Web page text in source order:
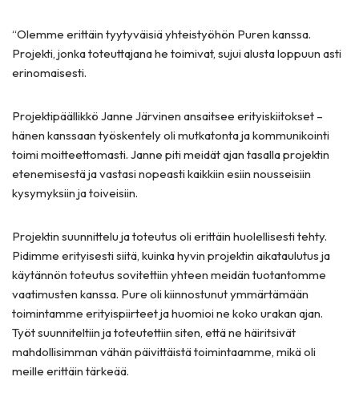
“Olemme erittäin tyytyväisiä yhteistyöhön Puren kanssa.
Projekti, jonka toteuttajana he toimivat, sujui alusta loppuun asti
erinomaisesti.
Projektipäällikkö Janne Järvinen ansaitsee erityiskiitokset –
hänen kanssaan työskentely oli mutkatonta ja kommunikointi
toimi moitteettomasti. Janne piti meidät ajan tasalla projektin
etenemisestä ja vastasi nopeasti kaikkiin esiin nousseisiin
kysymyksiin ja toiveisiin.
Projektin suunnittelu ja toteutus oli erittäin huolellisesti tehty.
Pidimme erityisesti siitä, kuinka hyvin projektin aikataulutus ja
käytännön toteutus sovitettiin yhteen meidän tuotantomme
vaatimusten kanssa. Pure oli kiinnostunut ymmärtämään
toimintamme erityispiirteet ja huomioi ne koko urakan ajan.
Työt suunniteltiin ja toteutettiin siten, että ne häiritsivät
mahdollisimman vähän päivittäistä toimintaamme, mikä oli
meille erittäin tärkeää.